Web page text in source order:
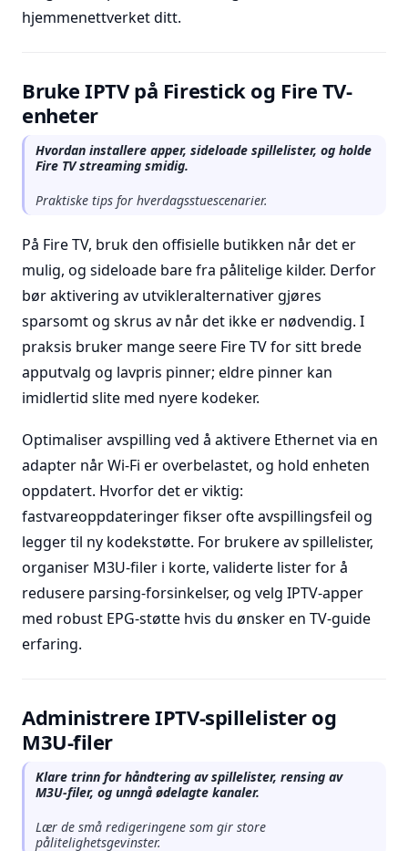
hjemmenettverket ditt.
Bruke IPTV på Firestick og Fire TV-
enheter
Hvordan installere apper, sideloade spillelister, og holde
Fire TV streaming smidig.
Praktiske tips for hverdagsstuescenarier.
På Fire TV, bruk den offisielle butikken når det er
mulig, og sideloade bare fra pålitelige kilder. Derfor
bør aktivering av utvikleralternativer gjøres
sparsomt og skrus av når det ikke er nødvendig. I
praksis bruker mange seere Fire TV for sitt brede
apputvalg og lavpris pinner; eldre pinner kan
imidlertid slite med nyere kodeker.
Optimaliser avspilling ved å aktivere Ethernet via en
adapter når Wi-Fi er overbelastet, og hold enheten
oppdatert. Hvorfor det er viktig:
fastvareoppdateringer fikser ofte avspillingsfeil og
legger til ny kodekstøtte. For brukere av spillelister,
organiser M3U-filer i korte, validerte lister for å
redusere parsing-forsinkelser, og velg IPTV-apper
med robust EPG-støtte hvis du ønsker en TV-guide
erfaring.
Administrere IPTV-spillelister og
M3U-filer
Klare trinn for håndtering av spillelister, rensing av
M3U-filer, og unngå ødelagte kanaler.
Lær de små redigeringene som gir store
pålitelighetsgevinster.